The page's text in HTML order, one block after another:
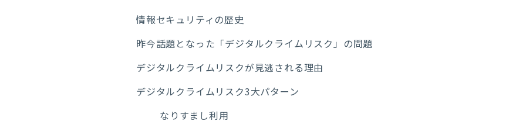
情報セキュリティの歴史
昨今話題となった「デジタルクライムリスク」の問題
デジタルクライムリスクが見逃される理由
デジタルクライムリスク3大パターン
なりすまし利用